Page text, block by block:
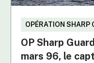
OPÉRATION SHARP
OP Sharp
mars 96, le